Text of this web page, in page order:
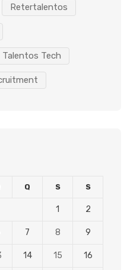
Retertalentos
Talentos Tech
Q S S
1 2
7 8 9
14 15 16